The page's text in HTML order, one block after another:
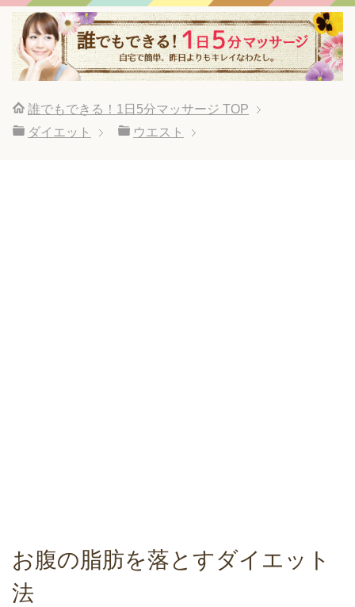
誰でもできる！1日5分マッサージ TOP
ダイエット
ウエスト
お腹の脂肪を落とすダイエット
法